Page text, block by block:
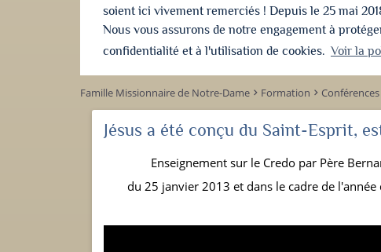
soient ici vivement remerciés ! Depuis le 25 mai
Nous vous assurons de notre engagement à
confidentialité et à l'utilisation de cookies. Voir la
Famille Missionnaire de Notre-Dame keyboard_arrow_right Formation keyboard_arrow_right
Jésus a été conçu du Saint-Esprit,
Enseignement sur le Credo par Père
du 25 janvier 2013 et dans le cadre de l'année